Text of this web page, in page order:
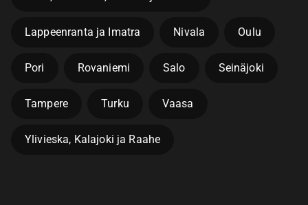
Lappeenranta ja Imatra Nivala Oulu
Pori Rovaniemi Salo Seinäjoki
Tampere Turku Vaasa
Ylivieska, Kalajoki ja Raahe